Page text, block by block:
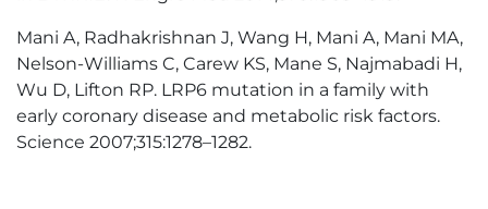
Mani A, Radhakrishnan J, Wang H, Mani A, Mani MA,
Nelson-Williams C, Carew KS, Mane S, Najmabadi H,
Wu D, Lifton RP. LRP6 mutation in a family with
early coronary disease and metabolic risk factors.
Science 2007;315:1278–1282.